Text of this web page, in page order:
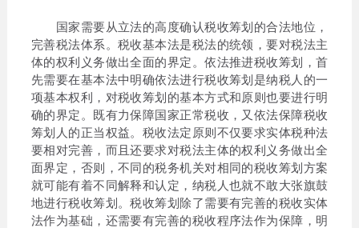
国家需要从立法的高度确认税收筹划的合法地位，
完善税法体系。税收基本法是税法的统领，要对税法主
体的权利义务做出全面的界定。依法推进税收筹划，首
先需要在基本法中明确依法进行税收筹划是纳税人的一
项基本权利，对税收筹划的基本方式和原则也要进行明
确的界定。既有力保障国家正常税收，又依法保障税收
筹划人的正当权益。税收法定原则不仅要求实体税种法
要相对完善，而且还要求对税法主体的权利义务做出全
面界定，否则，不同的税务机关对相同的税收筹划方案
就可能有着不同解释和认定，纳税人也就不敢大张旗鼓
地进行税收筹划。税收筹划除了需要有完善的税收实体
法作为基础，还需要有完善的税收程序法作为保障，明